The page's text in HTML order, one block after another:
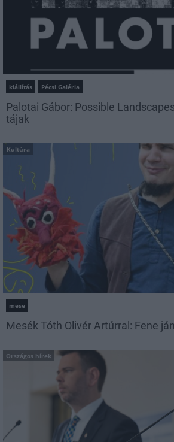
kiállítás Pécsi Galéria
Palotai Gábor: Possible
tájak
Kultúra
mese
Mesék Tóth Olivér Artúrral: Fene
Országos hírek